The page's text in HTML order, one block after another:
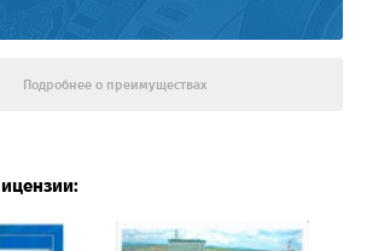
Подробнее о преимуществах